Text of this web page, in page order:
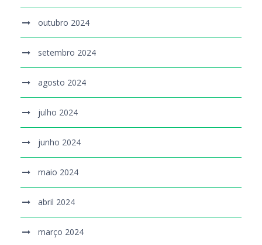
outubro 2024
setembro 2024
agosto 2024
julho 2024
junho 2024
maio 2024
abril 2024
março 2024